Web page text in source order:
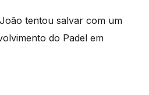
tentou salvar com um
do Padel em